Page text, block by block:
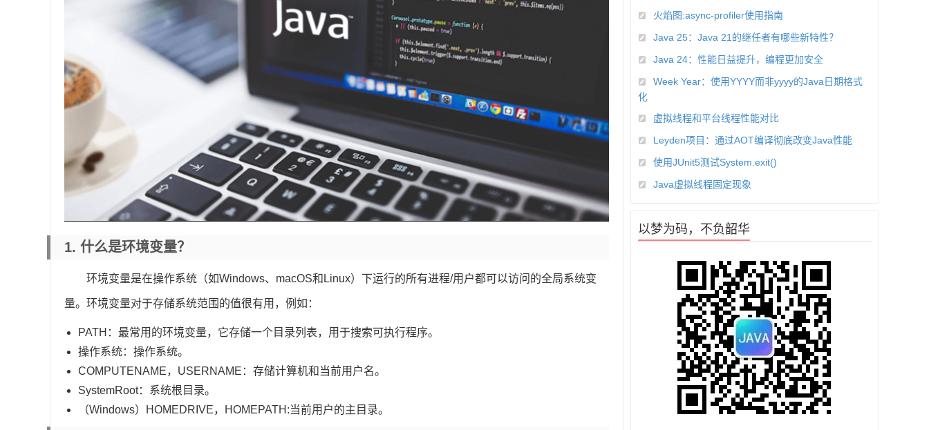
1. 什么是环境变量？
环境变量是在操作系统（如Windows、macOS和Linux）下运行的所有进程/用户都可以访问的全局系统变
量。环境变量对于存储系统范围的值很有用，例如：
PATH：最常用的环境变量，它存储一个目录列表，用于搜索可执行程序。
操作系统：操作系统。
COMPUTENAME，USERNAME：存储计算机和当前用户名。
SystemRoot：系统根目录。
（Windows）HOMEDRIVE，HOMEPATH:当前用户的主目录。
火焰图:async-profiler使用指南
Java 25：Java 21的继任者有哪些新特性？
Java 24：性能日益提升，编程更加安全
Week Year：使用YYYY而非yyyy的Java日期格式
化
虚拟线程和平台线程性能对比
Leyden项目：通过AOT编译彻底改变Java性能
使用JUnit5测试System.exit()
Java虚拟线程固定现象
以梦为码，不负韶华